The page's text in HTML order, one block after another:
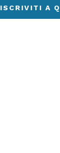
ISCRIVITI A